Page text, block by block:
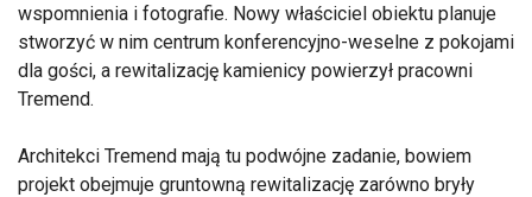
wspomnienia i fotografie. Nowy właściciel obiektu planuje
stworzyć w nim centrum konferencyjno-weselne z pokojami
dla gości, a rewitalizację kamienicy powierzył pracowni
Tremend.
Architekci Tremend mają tu podwójne zadanie, bowiem
projekt obejmuje gruntowną rewitalizację zarówno bryły